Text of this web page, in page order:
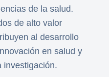
de la salud.
de alto valor
al desarrollo
en salud y
investigación.